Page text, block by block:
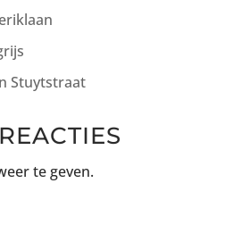
Stuytstraat
te geven.